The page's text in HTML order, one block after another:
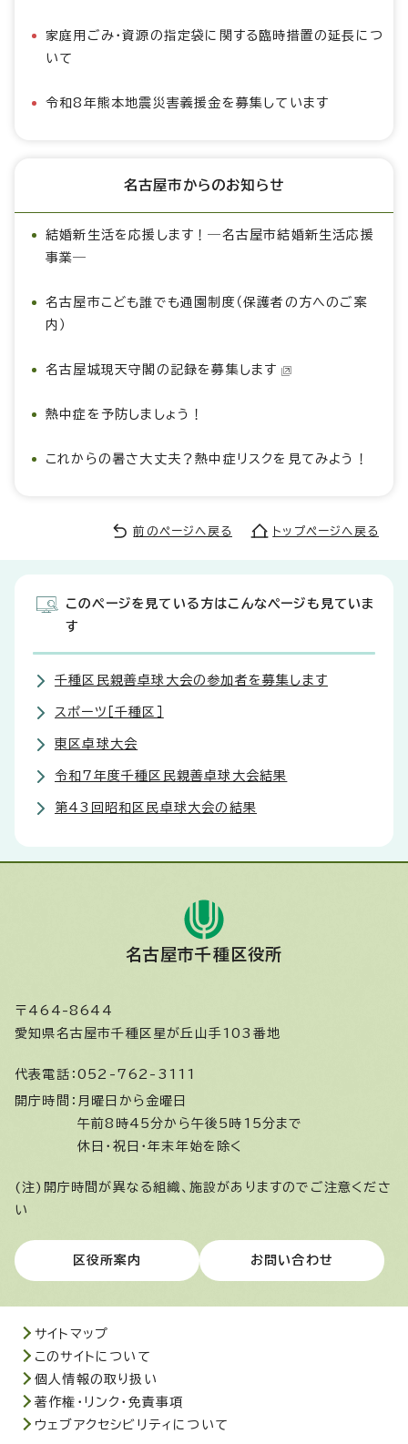
家庭用ごみ・資源の指定袋に関する臨時措置の延長につ
いて
令和8年熊本地震災害義援金を募集しています
名古屋市からのお知らせ
結婚新生活を応援します！―名古屋市結婚新生活応援
事業―
名古屋市こども誰でも通園制度（保護者の方へのご案
内）
名古屋城現天守閣の記録を募集します
熱中症を予防しましょう！
これからの暑さ大丈夫？熱中症リスクを見てみよう！
前のページへ戻る トップページへ戻る
このページを見ている方はこんなページも見ていま
す
千種区民親善卓球大会の参加者を募集します
スポーツ［千種区］
東区卓球大会
令和7年度千種区民親善卓球大会結果
第43回昭和区民卓球大会の結果
名古屋市千種区役所
〒464-8644
愛知県名古屋市千種区星が丘山手103番地
代表電話： 052-762-3111
開庁時間： 月曜日から金曜日
午前8時45分から午後5時15分まで
休日・祝日・年末年始を除く
(注)開庁時間が異なる組織、施設がありますのでご注意くださ
い
区役所案内 お問い合わせ
サイトマップ
このサイトについて
個人情報の取り扱い
著作権・リンク・免責事項
ウェブアクセシビリティについて